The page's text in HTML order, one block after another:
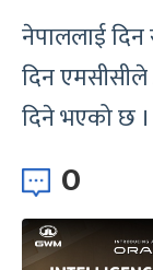
नेपाललाई
दिन
दिने भएको छ ।
0